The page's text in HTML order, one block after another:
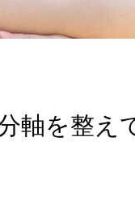
軸を整え